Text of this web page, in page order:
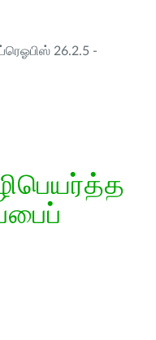
26.2.5 -